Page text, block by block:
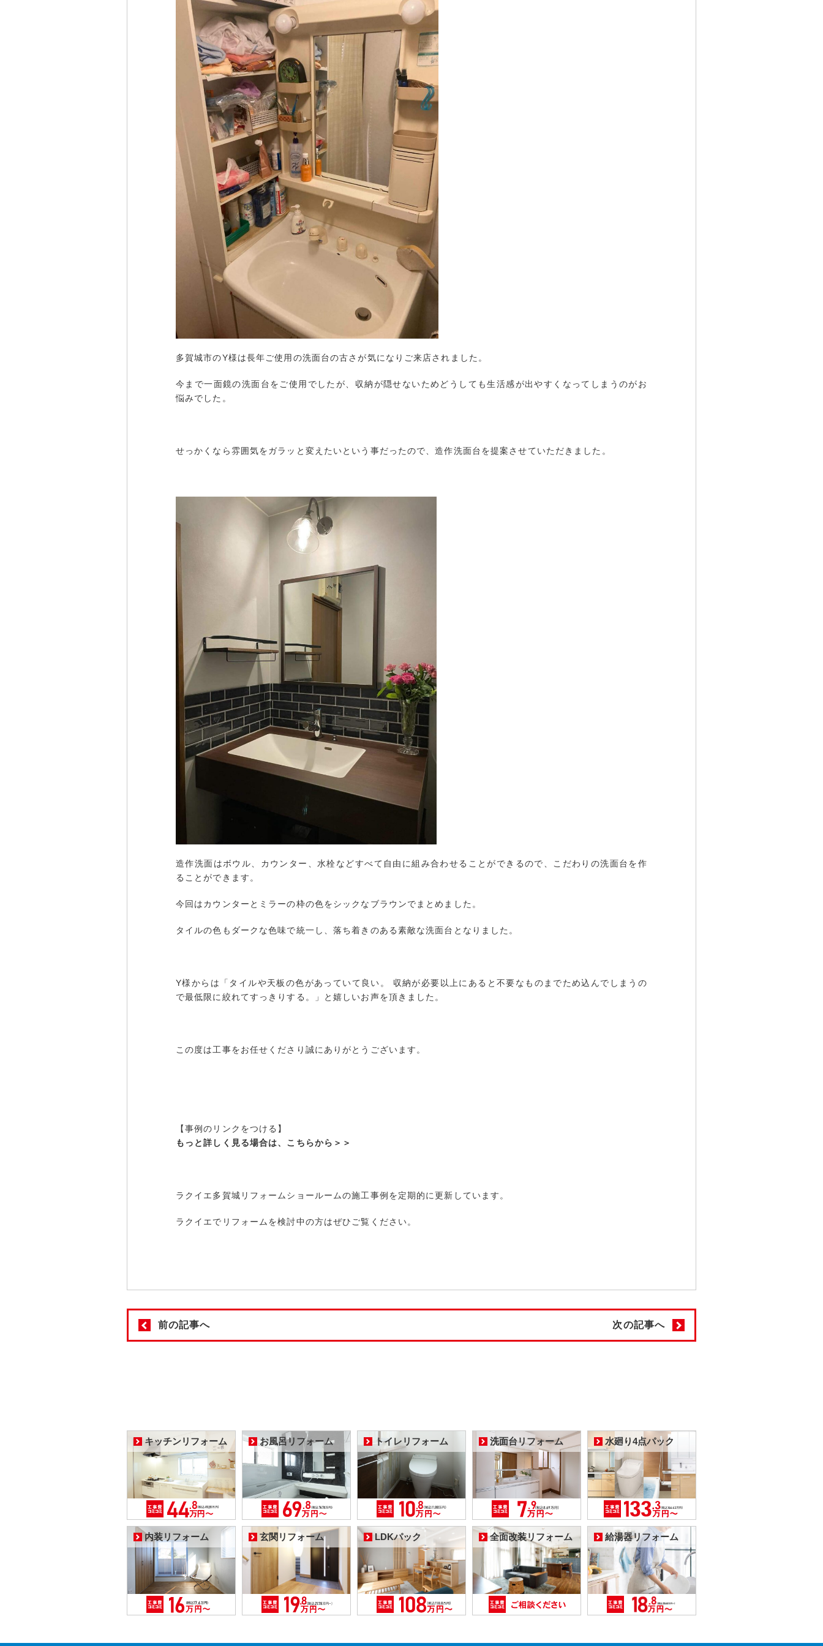
多賀城市のY様は長年ご使用の洗面台の古さが気になりご来店されました。
今まで一面鏡の洗面台をご使用でしたが、収納が隠せないためどうしても生活感が出やすくなってしまうのがお
悩みでした。
せっかくなら雰囲気をガラッと変えたいという事だったので、造作洗面台を提案させていただきました。
造作洗面はボウル、カウンター、水栓などすべて自由に組み合わせることができるので、こだわりの洗面台を作
ることができます。
今回はカウンターとミラーの枠の色をシックなブラウンでまとめました。
タイルの色もダークな色味で統一し、落ち着きのある素敵な洗面台となりました。
Y様からは「タイルや天板の色があっていて良い。 収納が必要以上にあると不要なものまでため込んでしまうの
で最低限に絞れてすっきりする。」と嬉しいお声を頂きました。
この度は工事をお任せくださり誠にありがとうございます。
【事例のリンクをつける】
もっと詳しく見る場合は、こちらから＞＞
ラクイエ多賀城リフォームショールームの施工事例を定期的に更新しています。
ラクイエでリフォームを検討中の方はぜひご覧ください。
前の記事へ 次の記事へ
キッチンリフォーム お風呂リフォーム トイレリフォーム 洗面台リフォーム 水廻り4点パック
内装リフォーム 玄関リフォーム LDKパック 全面改装リフォーム 給湯器リフォーム